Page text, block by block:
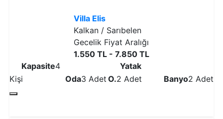
Villa Elis
Kalkan / Sarıbelen
Gecelik Fiyat Aralığı
1.550 TL - 7.850 TL
Kapasite4
Kişi
Oda3 Adet
Yatak
O.2 Adet Banyo2 Adet